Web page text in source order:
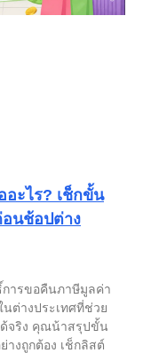
อะไร? เช็กขั้น
นช้อปต่าง
การขอคืนภาษีมูลค่า
นต่างประเทศที่ช่วย
ด้จริง คุณน้าสรุปขั้น
างถูกต้อง เช็กลิสต์